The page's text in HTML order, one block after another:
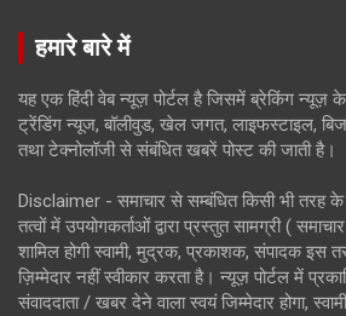
हमारे बारे में
यह एक हिंदी वेब न्यूज़ पोर्टल है जिसमें ब्रेकिंग न्यूज़
ट्रेंडिंग न्यूज, बॉलीवुड, खेल जगत, लाइफस्टाइल,
तथा टेक्नोलॉजी से संबंधित खबरें पोस्ट की जाती है।
Disclaimer - समाचार से सम्बंधित किसी भी तरह
तत्वों में उपयोगकर्ताओं द्वारा प्रस्तुत सामग्री (
शामिल होगी स्वामी, मुद्रक, प्रकाशक, संपादक इस
ज़िम्मेदार नहीं स्वीकार करता है। न्यूज़ पोर्टल में
संवाददाता / खबर देने वाला स्वयं जिम्मेदार होगा,